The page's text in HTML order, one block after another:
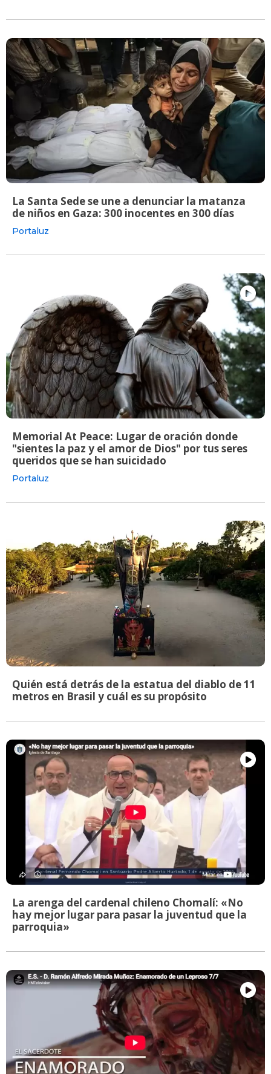
La Santa Sede se une a denunciar la matanza
de niños en Gaza: 300 inocentes en 300 días
Portaluz
Memorial At Peace: Lugar de oración donde
"sientes la paz y el amor de Dios" por tus seres
queridos que se han suicidado
Portaluz
Quién está detrás de la estatua del diablo de 11
metros en Brasil y cuál es su propósito
La arenga del cardenal chileno Chomalí: «No
hay mejor lugar para pasar la juventud que la
parroquia»